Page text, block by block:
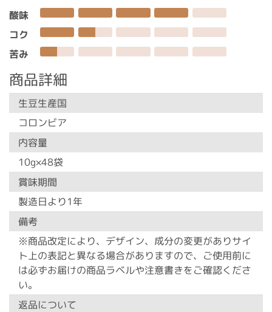
酸味
コク
苦み
商品詳細
生豆生産国
コロンビア
内容量
10g×48袋
賞味期間
製造日より1年
備考
※商品改定により、デザイン、成分の変更がありサイ
ト上の表記と異なる場合がありますので、ご使用前に
は必ずお届けの商品ラベルや注意書きをご確認くださ
い。
返品について